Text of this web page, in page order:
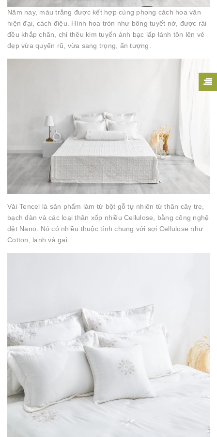
Năm nay, màu trắng được kết hợp cùng phong cách hoa văn
hiện đại, cách điệu. Hình hoa tròn như bông tuyết nở, được rải
đều khắp chăn, chỉ thêu kim tuyến ánh bạc lấp lánh tôn lên vẻ
đẹp vừa quyến rũ, vừa sang trọng, ấn tượng.
Vải Tencel là sản phẩm làm từ bột gỗ tự nhiên từ thân cây tre,
bạch đàn và các loại thân xốp nhiều Cellulose, bằng công nghệ
dệt Nano. Nó có nhiều thuộc tính chung với sợi Cellulose như
Cotton, lanh và gai.